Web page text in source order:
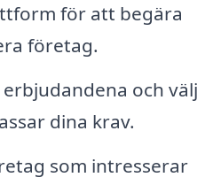
för att begära
företag.
och välj
dina krav.
som intresserar